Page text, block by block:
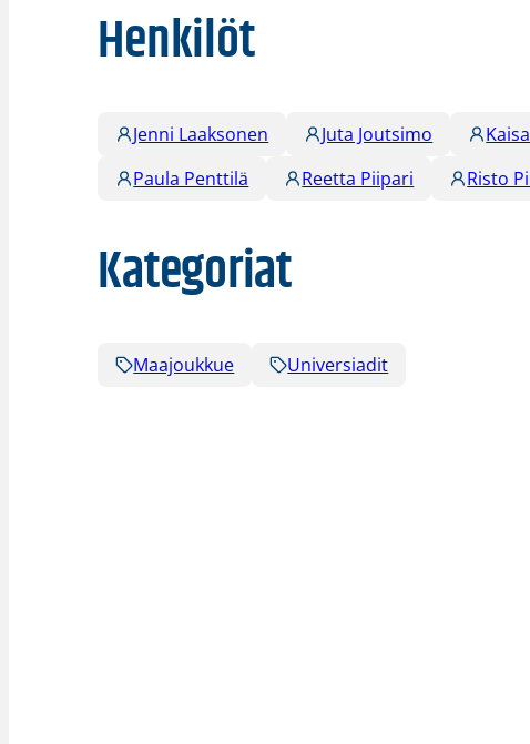
Henkilöt
Jenni Laaksonen Juta Joutsimo
Paula Penttilä
Reetta Piipari Risto
Kategoriat
Maajoukkue Universiadit